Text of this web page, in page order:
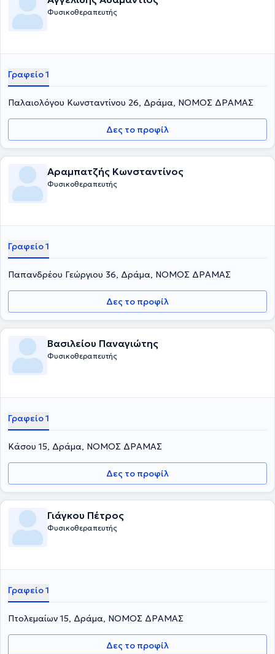
Φυσικοθεραπευτής
Γραφείο 1
Παλαιολόγου Κωνσταντίνου 26, Δράμα, ΝΟΜΟΣ ΔΡΑΜΑΣ
Δες το προφίλ
Αραμπατζής Κωνσταντίνος
Φυσικοθεραπευτής
Γραφείο 1
Παπανδρέου Γεώργιου 36, Δράμα, ΝΟΜΟΣ ΔΡΑΜΑΣ
Δες το προφίλ
Βασιλείου Παναγιώτης
Φυσικοθεραπευτής
Γραφείο 1
Κάσου 15, Δράμα, ΝΟΜΟΣ ΔΡΑΜΑΣ
Δες το προφίλ
Γιάγκου Πέτρος
Φυσικοθεραπευτής
Γραφείο 1
Πτολεμαίων 15, Δράμα, ΝΟΜΟΣ ΔΡΑΜΑΣ
Δες το προφίλ